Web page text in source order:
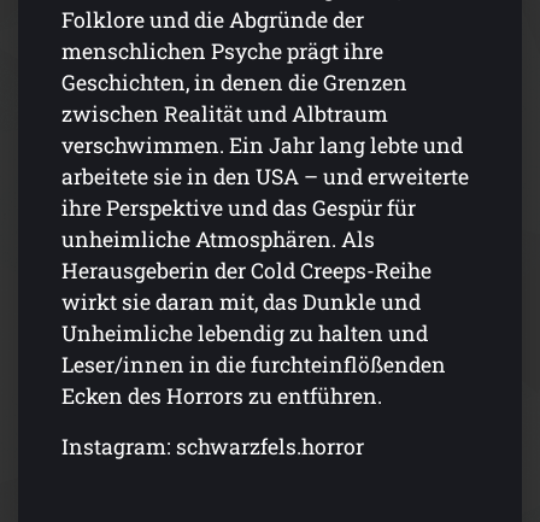
Folklore und die Abgründe der
menschlichen Psyche prägt ihre
Geschichten, in denen die Grenzen
zwischen Realität und Albtraum
verschwimmen. Ein Jahr lang lebte und
arbeitete sie in den USA – und erweiterte
ihre Perspektive und das Gespür für
unheimliche Atmosphären. Als
Herausgeberin der Cold Creeps-Reihe
wirkt sie daran mit, das Dunkle und
Unheimliche lebendig zu halten und
Leser/innen in die furchteinflößenden
Ecken des Horrors zu entführen.
Instagram: schwarzfels.horror